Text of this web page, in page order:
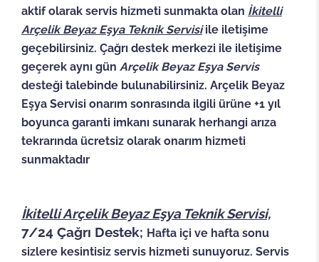
aktif olarak servis hizmeti sunmakta olan İkitelli
Arçelik Beyaz Eşya Teknik Servisiile iletişime
geçebilirsiniz. Çağrı destek merkezi ile iletişime
geçerek aynı gün Arçelik Beyaz Eşya Servis
desteği talebinde bulunabilirsiniz. Arçelik Beyaz
Eşya Servisi onarım sonrasında ilgili ürüne +1 yıl
boyunca garanti imkanı sunarak herhangi arıza
tekrarında ücretsiz olarak onarım hizmeti
sunmaktadır
İkitelli Arçelik Beyaz Eşya Teknik Servisi,
7/24 Çağrı Destek; Hafta içi ve hafta sonu
sizlere kesintisiz servis hizmeti sunuyoruz. Servis